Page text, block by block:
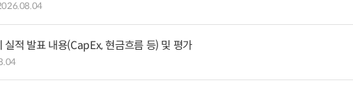
실적 발표 내용(CapEx, 현금흐름 등) 및 평가